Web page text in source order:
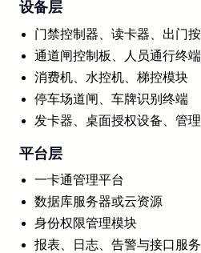
设备层
门禁控制器、读卡器、出门
通道闸控制板、人员通行终端
消费机、水控机、梯控模块
停车场道闸、车牌识别终端
发卡器、桌面授权设备、管
平台层
一卡通管理平台
数据库服务器或云资源
身份权限管理模块
报表、日志、告警与接口服务